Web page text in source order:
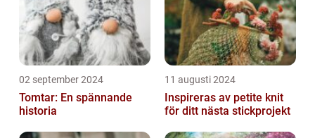
02 september 2024
Tomtar: En spännande
historia
11 augusti 2024
Inspireras av petite knit
för ditt nästa stickprojekt